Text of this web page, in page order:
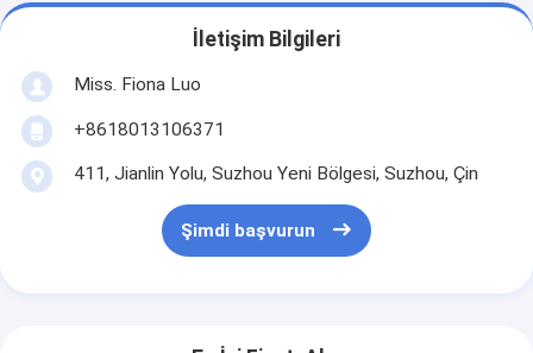
İletişim Bilgileri
Miss. Fiona Luo
+8618013106371
411, Jianlin Yolu, Suzhou Yeni Bölgesi, Suzhou, Çin
Şimdi başvurun